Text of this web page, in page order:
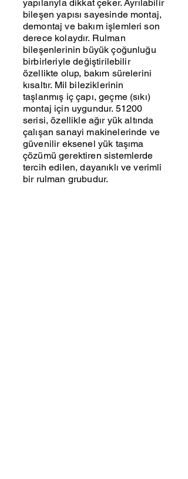
yapılarıyla dikkat çeker. Ayrılabilir
bileşen yapısı sayesinde montaj,
demontaj ve bakım işlemleri son
derece kolaydır. Rulman
bileşenlerinin büyük çoğunluğu
birbirleriyle değiştirilebilir
özellikte olup, bakım sürelerini
kısaltır. Mil bileziklerinin
taşlanmış iç çapı, geçme (sıkı)
montaj için uygundur. 51200
serisi, özellikle ağır yük altında
çalışan sanayi makinelerinde ve
güvenilir eksenel yük taşıma
çözümü gerektiren sistemlerde
tercih edilen, dayanıklı ve verimli
bir rulman grubudur.